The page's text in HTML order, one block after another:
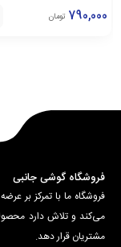
790,000 تومان
فروشگاه گوشی جانبی
فروشگاه ما با تمرکز بر
می‌کند و تلاش دارد
مشتریان قرار دهد.